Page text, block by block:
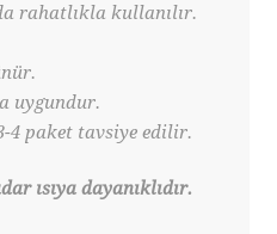
rahatlıkla kullanılır.
uygundur.
4 paket tavsiye edilir.
ısıya dayanıklıdır.